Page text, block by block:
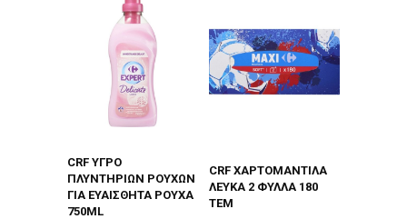
CRF ΥΓΡΟ
ΠΛΥΝΤΗΡΙΩΝ ΡΟΥΧΩΝ
ΓΙΑ ΕΥΑΙΣΘΗΤΑ ΡΟΥΧΑ
750ML
CRF ΧΑΡΤΟΜΑΝΤΙΛΑ
ΛΕΥΚΑ 2 ΦΥΛΛΑ 180
ΤΕΜ